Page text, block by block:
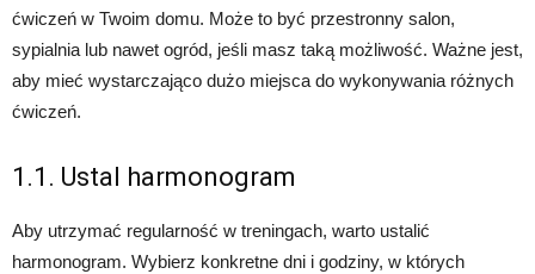
ćwiczeń w Twoim domu. Może to być przestronny salon,
sypialnia lub nawet ogród, jeśli masz taką możliwość. Ważne jest,
aby mieć wystarczająco dużo miejsca do wykonywania różnych
ćwiczeń.
1.1. Ustal harmonogram
Aby utrzymać regularność w treningach, warto ustalić
harmonogram. Wybierz konkretne dni i godziny, w których